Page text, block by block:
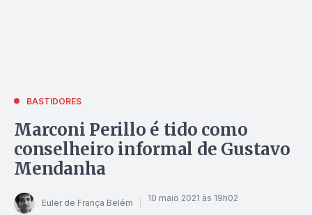
BASTIDORES
Marconi Perillo é tido como
conselheiro informal de Gustavo
Mendanha
Euler de França Belém 10 maio 2021 às 19h02